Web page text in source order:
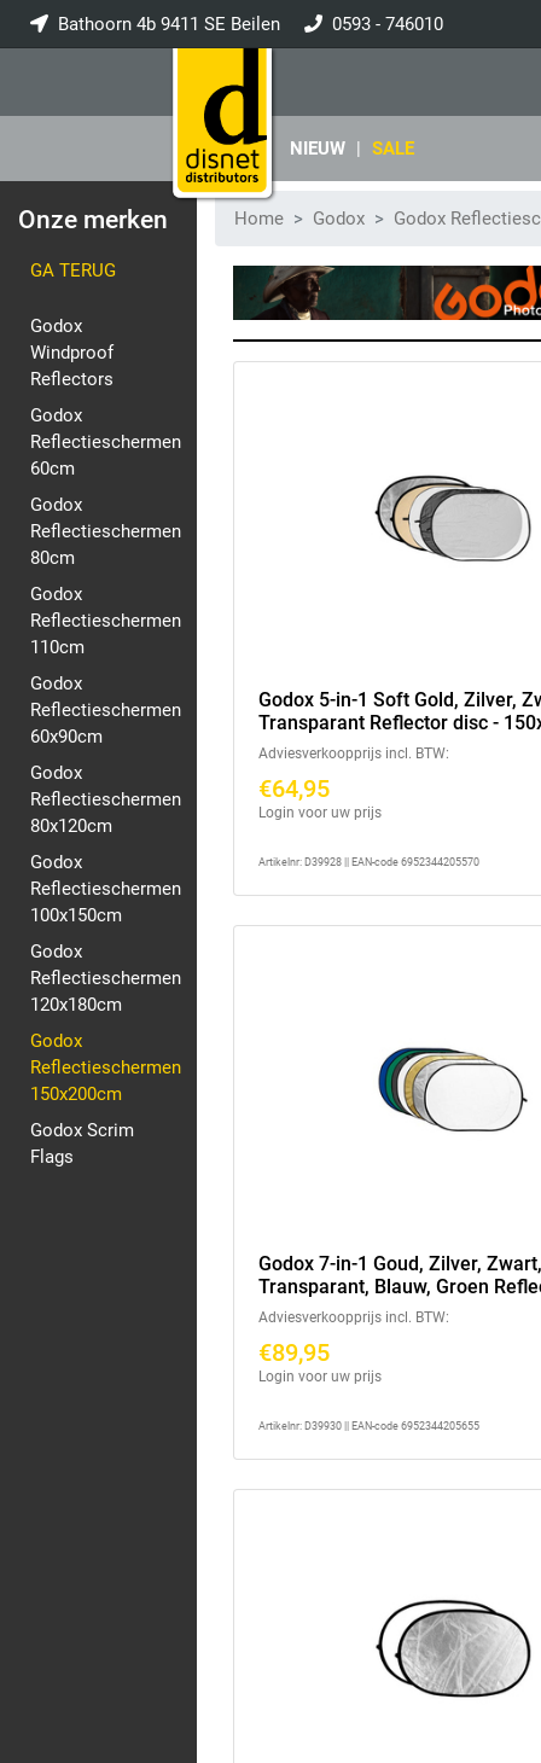
Bathoorn 4b 9411 SE Beilen 0593 - 746010
NIEUW | SALE
Onze merken
GA TERUG
Godox
Windproof
Reflectors
Godox
Reflectieschermen
60cm
Godox
Reflectieschermen
80cm
Godox
Reflectieschermen
110cm
Godox
Reflectieschermen
60x90cm
Godox
Reflectieschermen
80x120cm
Godox
Reflectieschermen
100x150cm
Godox
Reflectieschermen
120x180cm
Godox
Reflectieschermen
150x200cm
Godox Scrim
Flags
Home Godox Godox
Godox 5-in-1 Soft Gold, Zilver,
Transparant Reflector disc -
Adviesverkoopprijs incl. BTW:
€64,95
Login voor uw prijs
Artikelnr: D39928 || EAN-code 6952344205570
Godox 7-in-1 Goud, Zilver,
Transparant, Blauw, Groen
150X200cm
Adviesverkoopprijs incl. BTW:
€89,95
Login voor uw prijs
Artikelnr: D39930 || EAN-code 6952344205655